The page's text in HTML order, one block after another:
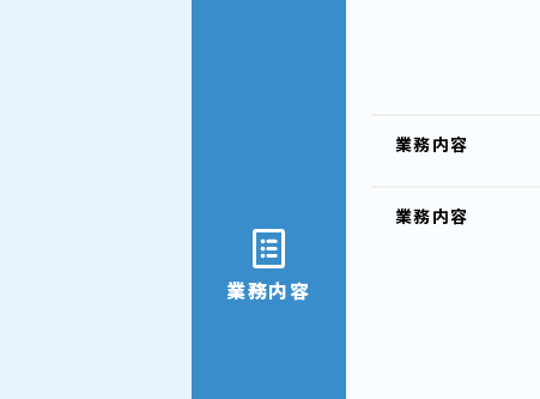
業務内容
業務内容
業務内容